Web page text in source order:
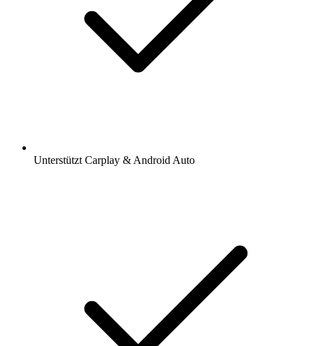
Unterstützt Carplay & Android Auto